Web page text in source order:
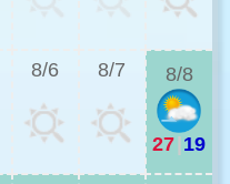
8/6 8/7 8/8
27|19